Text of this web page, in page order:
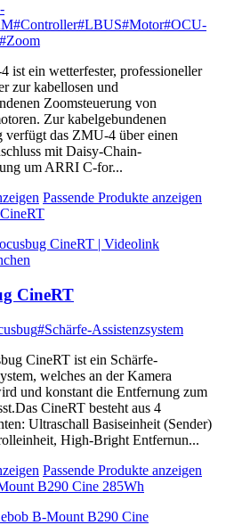
#Controller#LBUS#Motor#OCU-
#Zoom
ist ein wetterfester, professioneller
zur kabellosen und
Zoomsteuerung von
Zur kabelgebundenen
verfügt das ZMU-4 über einen
mit Daisy-Chain-
um ARRI C-for...
Passende Produkte anzeigen
CineRT
#Schärfe-Assistenzsystem
CineRT ist ein Schärfe-
welches an der Kamera
und konstant die Entfernung zum
CineRT besteht aus 4
Ultraschall Basiseinheit (Sender)
High-Bright Entfernun...
Passende Produkte anzeigen
B290 Cine 285Wh